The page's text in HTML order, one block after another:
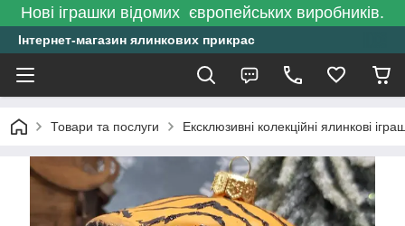
Нові іграшки відомих європейських виробників.
Інтернет-магазин ялинкових прикрас
Товари та послуги Ексклюзивні колекційні ялинкові